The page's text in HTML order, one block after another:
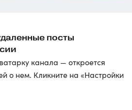
посты
канала — откроется
о нем. Кликните на «Настройки